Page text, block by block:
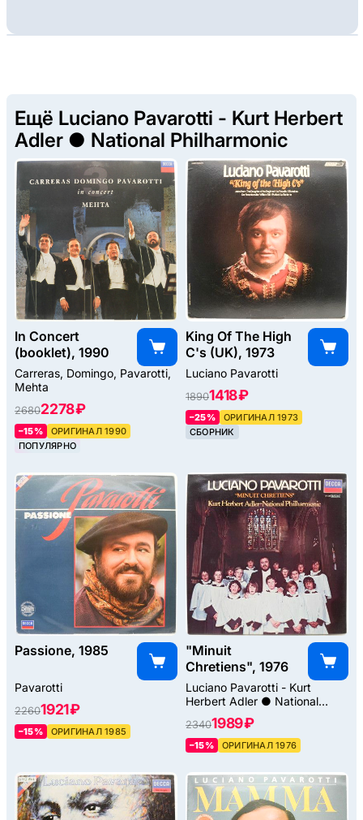
Ещё Luciano Pavarotti - Kurt Herbert
Adler ● National Philharmonic
In Concert
(booklet), 1990
Carreras, Domingo, Pavarotti,
Mehta
26802278 ₽
–15%
ОРИГИНАЛ 1990
ПОПУЛЯРНО
King Of The High
C's (UK), 1973
Luciano Pavarotti
18901418 ₽
–25%
ОРИГИНАЛ 1973
СБОРНИК
Passione, 1985
Pavarotti
22601921 ₽
–15% ОРИГИНАЛ 1985
"Minuit
Chretiens", 1976
Luciano Pavarotti - Kurt
Herbert Adler ● National
Philharmonic
23401989 ₽
–15% ОРИГИНАЛ 1976